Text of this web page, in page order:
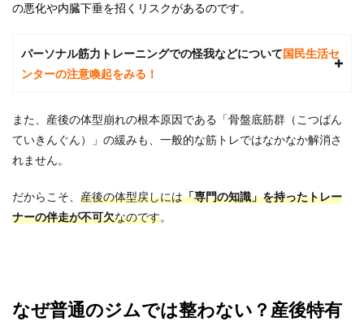
い？
の腹
直筋
離開
重要
性
3
れで
通え
るパ
つの
の悪化や内臓下垂を招くリスクがあるのです。
パーソナル筋力トレーニングでの怪我などについて国民生活セ
ンターの注意喚起をみる！
また、産後の体型崩れの根本原因である「骨盤底筋群（こつばん
ていきんぐん）」の緩みも、一般的な筋トレではなかなか解消さ
れません。
だからこそ、 産後の体型戻しには「専門の知識」を持ったトレー
ナーの伴走が不可欠なのです。
なぜ普通のジムでは整わない？産後特有